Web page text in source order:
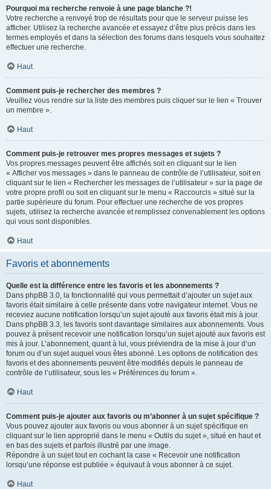
Pourquoi ma recherche renvoie à une page blanche ?!
Votre recherche a renvoyé trop de résultats pour que le serveur puisse les
afficher. Utilisez la recherche avancée et essayez d’être plus précis dans les
termes employés et dans la sélection des forums dans lesquels vous souhaitez
effectuer une recherche.
Haut
Comment puis-je rechercher des membres ?
Veuillez vous rendre sur la liste des membres puis cliquer sur le lien « Trouver
un membre ».
Haut
Comment puis-je retrouver mes propres messages et sujets ?
Vos propres messages peuvent être affichés soit en cliquant sur le lien
« Afficher vos messages » dans le panneau de contrôle de l’utilisateur, soit en
cliquant sur le lien « Rechercher les messages de l’utilisateur » sur la page de
votre propre profil ou soit en cliquant sur le menu « Raccourcis » situé sur la
partie supérieure du forum. Pour effectuer une recherche de vos propres
sujets, utilisez la recherche avancée et remplissez convenablement les options
qui vous sont disponibles.
Haut
Favoris et abonnements
Quelle est la différence entre les favoris et les abonnements ?
Dans phpBB 3.0, la fonctionnalité qui vous permettait d’ajouter un sujet aux
favoris était similaire à celle présente dans votre navigateur internet. Vous ne
receviez aucune notification lorsqu’un sujet ajouté aux favoris était mis à jour.
Dans phpBB 3.3, les favoris sont davantage similaires aux abonnements. Vous
pouvez à présent recevoir une notification lorsqu’un sujet ajouté aux favoris est
mis à jour. L’abonnement, quant à lui, vous préviendra de la mise à jour d’un
forum ou d’un sujet auquel vous êtes abonné. Les options de notification des
favoris et des abonnements peuvent être modifiés depuis le panneau de
contrôle de l’utilisateur, sous les « Préférences du forum ».
Haut
Comment puis-je ajouter aux favoris ou m’abonner à un sujet spécifique ?
Vous pouvez ajouter aux favoris ou vous abonner à un sujet spécifique en
cliquant sur le lien approprié dans le menu « Outils du sujet », situé en haut et
en bas des sujets et parfois illustré par une image.
Répondre à un sujet tout en cochant la case « Recevoir une notification
lorsqu’une réponse est publiée » équivaut à vous abonner à ce sujet.
Haut